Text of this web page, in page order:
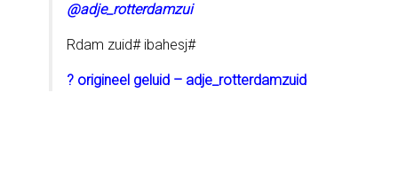
@adje_rotterdamzui
Rdam zuid# ibahesj#
? origineel geluid – adje_rotterdamzuid